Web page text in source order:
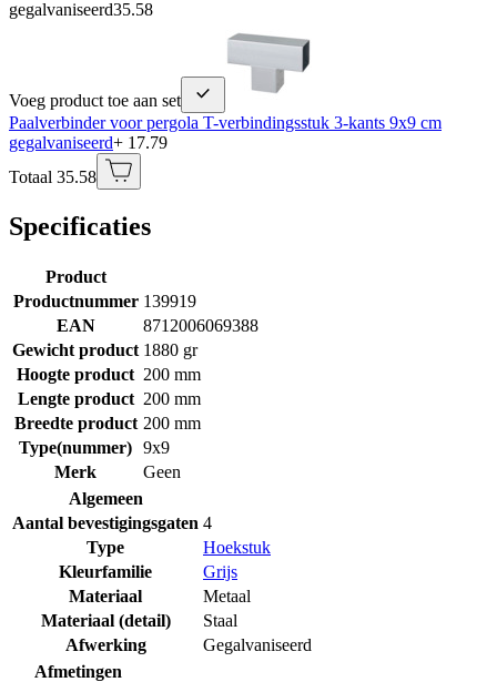
gegalvaniseerd35.58
Voeg product toe aan set
Paalverbinder voor pergola T-verbindingsstuk 3-kants 9x9 cm
gegalvaniseerd+ 17.79
Totaal 35.58
Specificaties
Product
Productnummer 139919
EAN
8712006069388
Gewicht product 1880 gr
Hoogte product 200 mm
Lengte product 200 mm
Breedte product 200 mm
Type(nummer) 9x9
Merk
Geen
Algemeen
Aantal bevestigingsgaten 4
Type
Hoekstuk
Kleurfamilie
Grijs
Materiaal
Metaal
Materiaal (detail)
Staal
Afwerking
Gegalvaniseerd
Afmetingen